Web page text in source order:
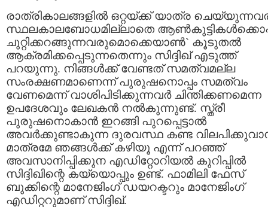
രാത്രികാലങ്ങളില്‍ ഒറ്റയ്ക്ക് യാത്ര
സ്ഥലകാലബോധമില്ലാതെ
ചുറ്റിക്കറങ്ങുന്നവരുമൊക്കെയാണ്‍` കൂടുതല്‍
ആക്രമിക്കപ്പെടുന്നതെന്നും സിദ്ദിഖ് എടുത്ത്
പറയുന്നു. നിങ്ങള്‍ക്ക് വേണ്ടത് സമത്വമല്ല
സംരക്ഷണമാണെന്ന് പുരുഷനൊപ്പം സമത്വം
വേണമെന്ന് വാശിപിടിക്കുന്നവര്‍ ചിന്തിക്കണമെന്ന
ഉപദേശവും ലേഖകന്‍ നല്‍കുന്നുണ്ട്. സ്ത്രീ
പുരുഷനൊകാന്‍ ഇറങ്ങി പുറപ്പെട്ടാല്‍
അവര്‍ക്കുണ്ടാകുന്ന ദുരവസ്ഥ കണ്ട
മാത്രമേ ഞങ്ങള്‍ക്ക് കഴിയൂ എന്ന് പറഞ്ഞ്
അവസാനിപ്പിക്കുന എഡിറ്റോറിയല്‍ കുറിപ്പില്‍
സിദ്ദിഖിന്റെ കയ്യൊപ്പും ഉണ്ട്. ഫാമിലി ഫേസ്
ബുക്കിന്റെ മാനേജിംഗ് ഡയറക്ടറും മാനേജിംഗ്
എഡിറ്ററുമാണ് സിദ്ദിഖ്.